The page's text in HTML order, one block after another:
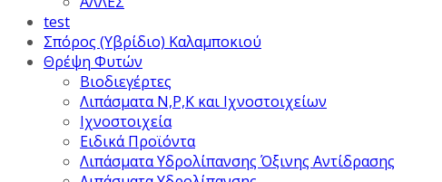
test
Σπόρος (Υβρίδιο) Καλαμποκιού
Θρέψη Φυτών
Βιοδιεγέρτες
Λιπάσματα Ν,Ρ,Κ και Ιχνοστοιχείων
Ιχνοστοιχεία
Ειδικά Προϊόντα
Λιπάσματα Υδρολίπανσης Όξινης Αντίδρασης